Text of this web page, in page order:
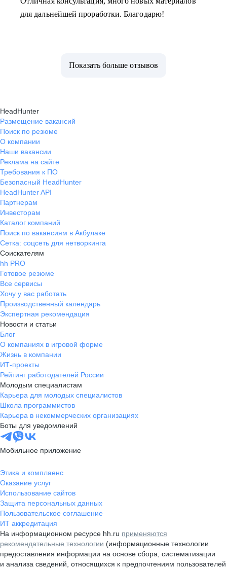
для дальнейшей проработки. Благодарю!
Показать больше отзывов
HeadHunter
Размещение вакансий
Поиск по резюме
О компании
Наши вакансии
Реклама на сайте
Требования к ПО
Безопасный HeadHunter
HeadHunter API
Партнерам
Инвесторам
Каталог компаний
Поиск по вакансиям в Акбулаке
Сетка: соцсеть для нетворкинга
Соискателям
hh PRO
Готовое резюме
Все сервисы
Хочу у вас работать
Производственный календарь
Экспертная рекомендация
Новости и статьи
Блог
О компаниях в игровой форме
Жизнь в компании
ИТ-проекты
Рейтинг работодателей России
Молодым специалистам
Карьера для молодых специалистов
Школа программистов
Карьера в некоммерческих организациях
Боты для уведомлений
Мобильное приложение
Этика и комплаенс
Оказание услуг
Использование сайтов
Защита персональных данных
Пользовательское соглашение
ИТ аккредитация
На информационном ресурсе hh.ru применяются
рекомендательные технологии (информационные технологии
предоставления информации на основе сбора, систематизации
и анализа сведений, относящихся к предпочтениям пользователей